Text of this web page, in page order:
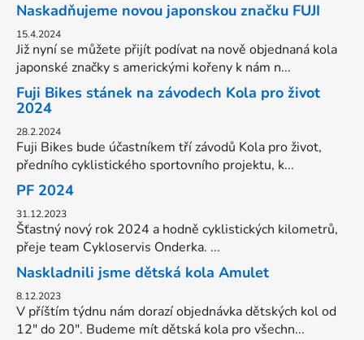
Naskadňujeme novou japonskou značku FUJI
15.4.2024
Již nyní se můžete přijít podívat na nově objednaná kola
japonské značky s americkými kořeny k nám n...
Fuji Bikes stánek na závodech Kola pro život
2024
28.2.2024
Fuji Bikes bude účastníkem tří závodů Kola pro život,
předního cyklistického sportovního projektu, k...
PF 2024
31.12.2023
Šťastný nový rok 2024 a hodně cyklistických kilometrů,
přeje team Cykloservis Onderka. ...
Naskladnili jsme dětská kola Amulet
8.12.2023
V příštím týdnu nám dorazí objednávka dětských kol od
12" do 20". Budeme mít dětská kola pro všechn...